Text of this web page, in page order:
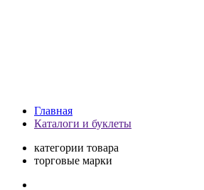
Главная
Каталоги и буклеты
категории товара
торговые марки